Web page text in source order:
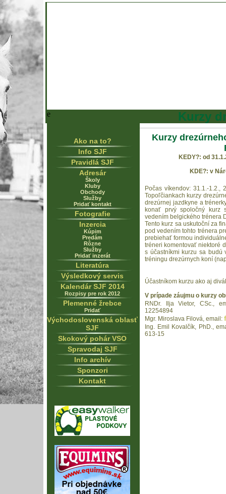
e
Ako na to?
Info SJF
Pravidlá SJF
Adresár
Školy
Kluby
Obchody
Služby
Pridať kontakt
Fotografie
Inzercia
Kúpim
Predám
Rôzne
Služby
Pridať inzerát
Literatúra
Výsledkový servis
Kalendár SJF 2014
Rozpisy pre rok 2012
Plemenné žrebce
Pridať
Východoslovenská oblasť
SJF
Skokový pohár VSO
Spravodaj SJF
Info archív
Sponzori
Kontakt
Kurzy
Kurzy
KEDY?: od
KDE?: v
Počas víkendov: 31.1.-1.2.,
Topoľčiankach kurzy
drezúrnej jazdkyne a
konať prvý spoločný kurz
vedením belgického trénera
Tento kurz sa uskutoční za
pod vedením tohto trénera
prebiehať formou
tréneri komentovať niektoré
s účastníkmi kurzu sa budú
tréningu drezúrnych koní
Účastníkom kurzu ako aj
V prípade záujmu o kurzy
RNDr. Ilja Vietor, CSc.,
12254894
Mgr. Miroslava Filová, email:
Ing. Emil Kovalčík, PhD.,
613-15